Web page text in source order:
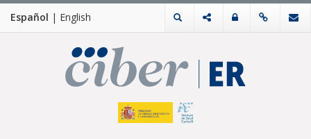
Español | English